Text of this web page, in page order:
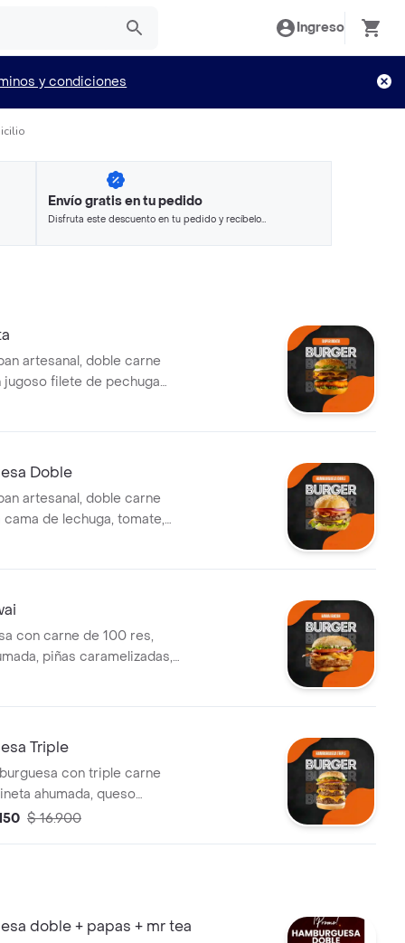
Ingreso
y condiciones
Envío gratis en tu pedido
Disfruta este descuento en tu pedido y recíbelo
artesanal, doble carne
jugoso filete de pechuga
cama de lechuga, tomate,
de papas a la francesa
Doble
artesanal, doble carne
cama de lechuga, tomate,
tocineta ahumada,
con carne de 100 res,
piñas caramelizadas,
tomate, lechuga,
Triple
con triple carne
ahumada, queso
de queso cheddar, bbq
$ 16.900
doble + papas + mr tea